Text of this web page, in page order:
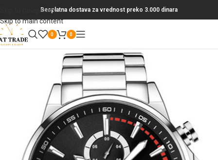
Skip to navigation
Skip to main content
Besplatna dostava za vrednost preko 3.000 dinara
0 0